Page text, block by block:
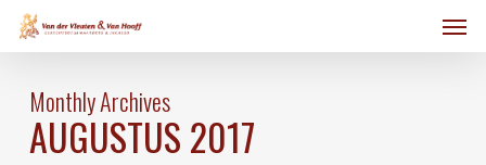
Skip
contentMonthly Archives
AUGUSTUS 2017